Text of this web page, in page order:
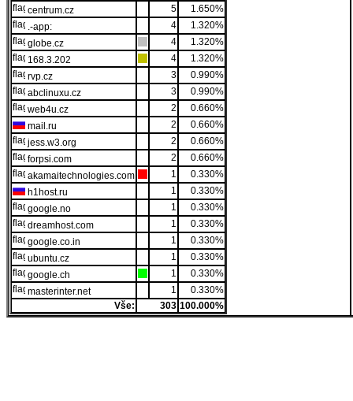
centrum.cz
5
1.650%
.-app:
4
1.320%
globe.cz
4
1.320%
168.3.202
4
1.320%
rvp.cz
3
0.990%
abclinuxu.cz
3
0.990%
web4u.cz
2
0.660%
mail.ru
2
0.660%
jess.w3.org
2
0.660%
forpsi.com
2
0.660%
akamaitechnologies.com
1
0.330%
h1host.ru
1
0.330%
google.no
1
0.330%
dreamhost.com
1
0.330%
google.co.in
1
0.330%
ubuntu.cz
1
0.330%
google.ch
1
0.330%
masterinter.net
1
0.330%
Vše:
303 100.000%